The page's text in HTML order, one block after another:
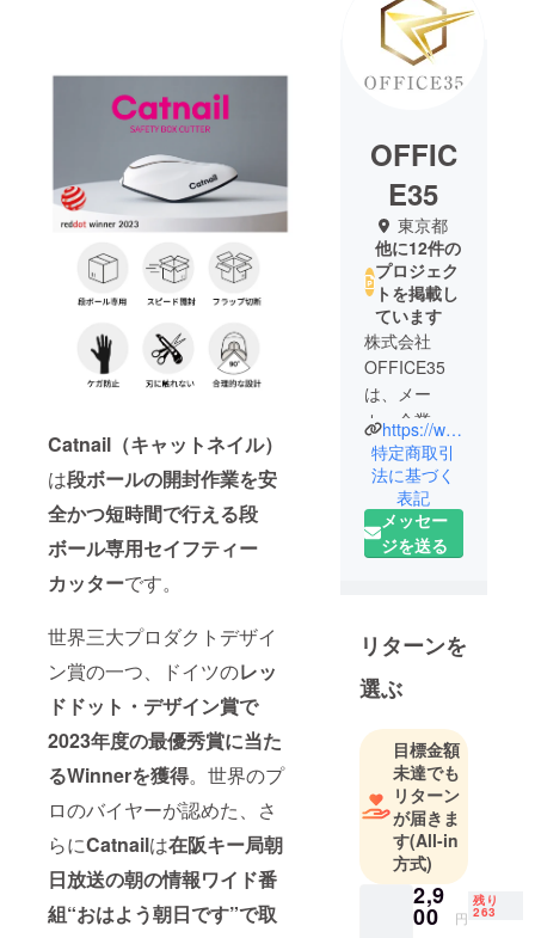
Catnail （キャットネイル）
は段ボールの開封作業を安
全かつ短時間で行える段
ボール専用セイフティー
カッターです。
世界三大プロダクトデザイ
ン賞の一つ、ドイツのレッ
ドドット・デザイン賞で
2023年度の最優秀賞に当た
るWinnerを獲得。世界のプ
ロのバイヤーが認めた、さ
らにCatnailは在阪キー局朝
日放送の朝の情報ワイド番
組“おはよう朝日です”で取
OFFIC
E35
東京都
他に12件の
プロジェク
トを掲載し
ています
株式会社
OFFICE35
は、メー
カー企業様
のD2C事業
のサポート
や、日本に
販路をお持
ちでない海
本進出のお
手伝いをさ
せていただ
す。
CAMPFIRE
ではメー
カー企業様
と共に、優
れた商品を
ご紹介させ
て頂いてお
https://www.office35.jp/
特定商取引
法に基づく
表記
メッセー
ジを送る
リターンを
選ぶ
目標金額
未達でも
リターン
が届きま
す(All-in
方式)
2,9
00 円
残り
263